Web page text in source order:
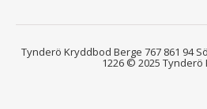
Tynderö Kryddbod Berge 767 861 94
1226 © 2025 Tynderö